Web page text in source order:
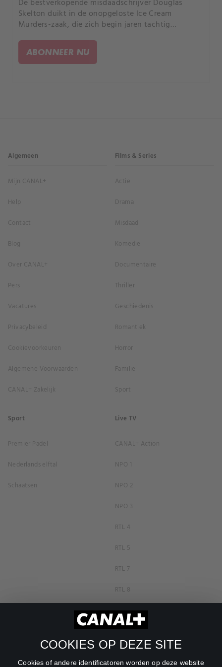
COOKIES OP DEZE SITE
Cookies of andere identificatoren worden op deze website
De bestverkopende misdaadschrijver Douglas
Skelton duikt in de onopgeloste Ice Cream
Murders-zaak, die zich begin jaren tachtig
kapotgeslagen voorruiten escaleerde tot een
gruwelijke massamoord.
ABONNEER NU
Algemeen
Mijn CANAL+
Help
Contact
Blog
Over CANAL+
Pers
Vacatures
Privacybeleid
Cookievoorkeuren
Algemene Voorwaarden
CANAL+ Zakelijk
Films & Series
Actie
Drama
Misdaad
Komedie
Documentaire
Thriller
Geschiedenis
Romantiek
Horror
Familie
Sport
Sport
Premier Padel
Nederlands elftal
Schaatsen
Live TV
CANAL+ Action
NPO 1
NPO 2
NPO 3
RTL 4
RTL 5
RTL 7
RTL 8
RTL Z
SBS6
Net5